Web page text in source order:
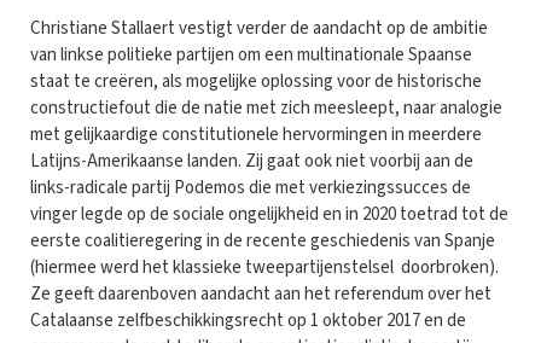
Christiane Stallaert vestigt verder de aandacht op de ambitie
van linkse politieke partijen om een multinationale Spaanse
staat te creëren, als mogelijke oplossing voor de historische
constructiefout die de natie met zich meesleept, naar analogie
met gelijkaardige constitutionele hervormingen in meerdere
Latijns-Amerikaanse landen. Zij gaat ook niet voorbij aan de
links-radicale partij Podemos die met verkiezingssucces de
vinger legde op de sociale ongelijkheid en in 2020 toetrad tot de
eerste coalitieregering in de recente geschiedenis van Spanje
(hiermee werd het klassieke tweepartijenstelsel doorbroken).
Ze geeft daarenboven aandacht aan het referendum over het
Catalaanse zelfbeschikkingsrecht op 1 oktober 2017 en de